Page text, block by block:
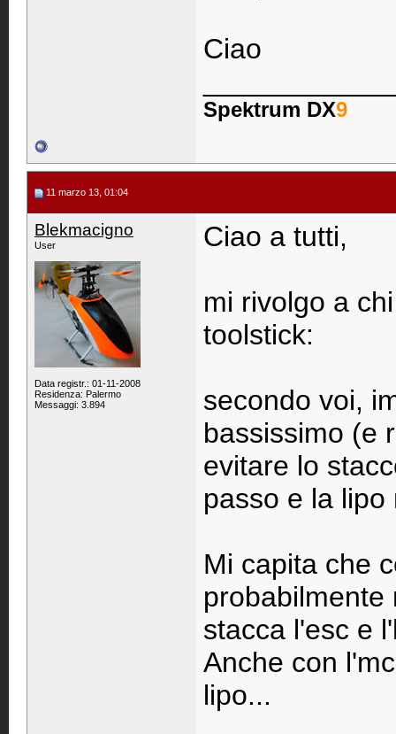
Ciao
Spektrum DX9
11 marzo 13, 01:04
Blekmacigno
User
Data registr.: 01-11-2008
Residenza: Palermo
Messaggi: 3.894
Ciao a tutti,
mi rivolgo a
toolstick:
secondo voi,
bassissimo (e
evitare lo
passo e la
Mi capita che
probabilmente
stacca l'esc e
Anche con
lipo...